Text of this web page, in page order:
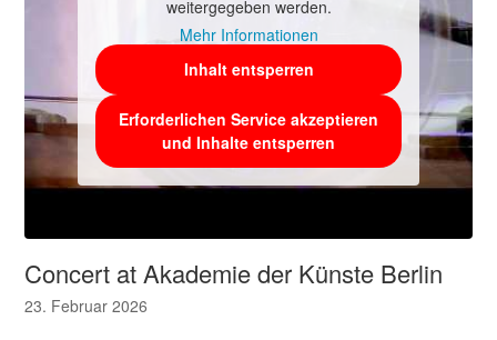
weitergegeben werden.
Mehr Informationen
Inhalt entsperren
Erforderlichen Service akzeptieren
und Inhalte entsperren
Concert at Akademie der Künste Berlin
23. Februar 2026